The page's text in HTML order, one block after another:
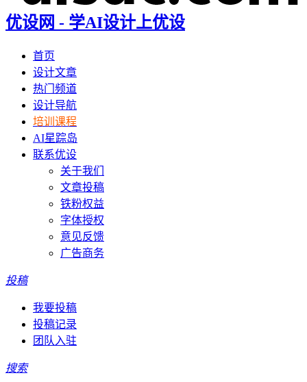
优设网 - 学AI设计上优设
首页
设计文章
热门频道
设计导航
培训课程
AI星踪岛
联系优设
关于我们
文章投稿
铁粉权益
字体授权
意见反馈
广告商务
投稿
我要投稿
投稿记录
团队入驻
搜索